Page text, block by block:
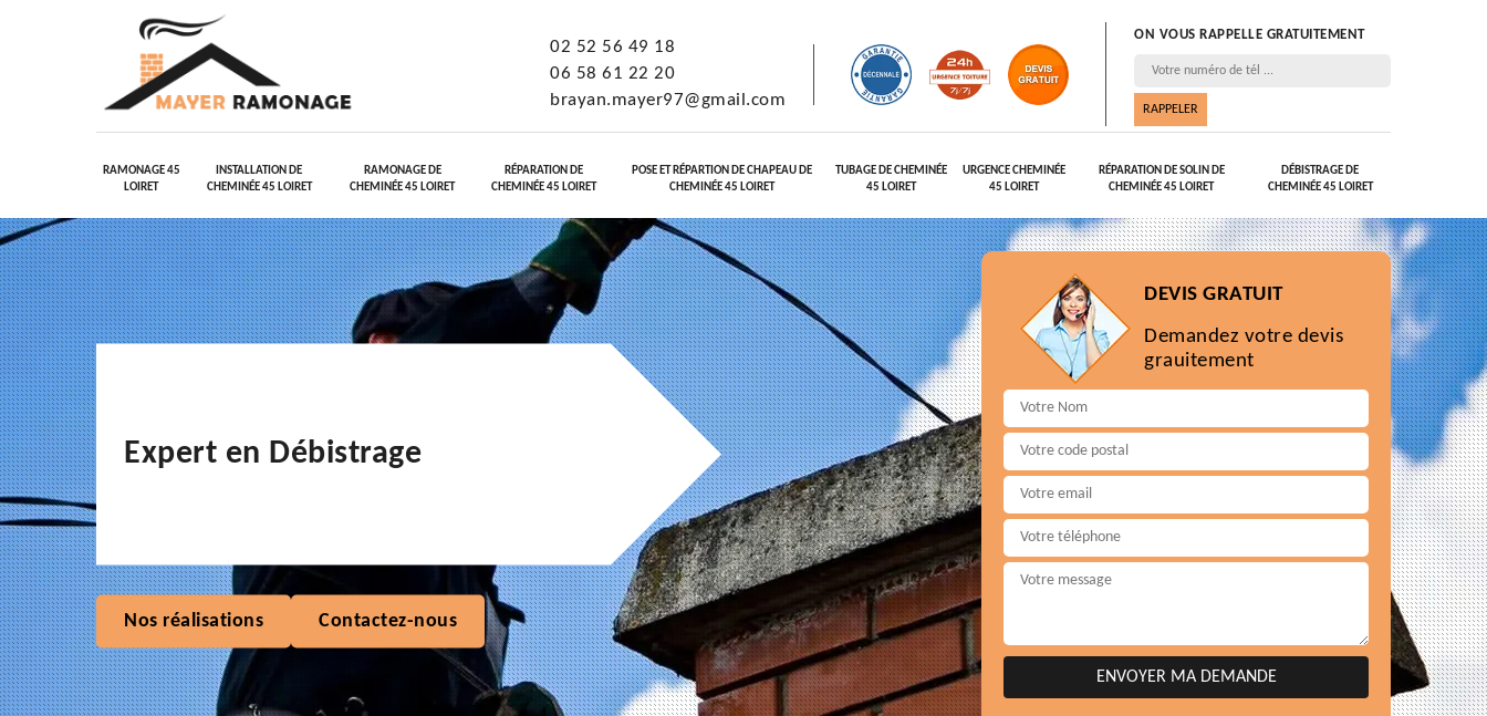
02 52 56 49 18
06 58 61 22 20
brayan.mayer97@gmail.com
ON VOUS RAPPELLE GRATUITEMENT
RAMONAGE 45
LOIRET
INSTALLATION DE
CHEMINÉE 45 LOIRET
RAMONAGE DE
CHEMINÉE 45 LOIRET
RÉPARATION DE
CHEMINÉE 45 LOIRET
POSE ET RÉPARTION DE CHAPEAU DE
CHEMINÉE 45 LOIRET
TUBAGE DE CHEMINÉE
45 LOIRET
URGENCE CHEMINÉE
45 LOIRET
RÉPARATION DE SOLIN DE
CHEMINÉE 45 LOIRET
DÉBISTRAGE DE
CHEMINÉE 45 LOIRET
Expert en Débistrage
Nos réalisations Contactez-nous
DEVIS GRATUIT
Demandez votre devis
grauitement